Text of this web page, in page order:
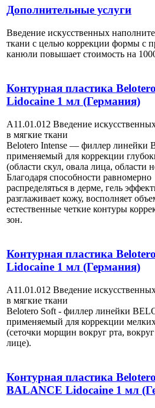
Дополнительные услуги
Введение искусственных
ткани с целью коррекции формы с
канюли повышает стоимость на
Контурная пластика
Lidocaine 1 мл (Германия)
А11.01.012 Введение
в мягкие ткани
Belotero Intense — филлер линейки
применяемый для коррекции
(области скул, овала лица, области
Благодаря способности равномерно
распределяться в дерме, гель
разглаживает кожу, восполняет
естественные четкие контуры
зон.
Контурная пластика
Lidocaine 1 мл (Германия)
А11.01.012 Введение
в мягкие ткани
Belotero Soft - филлер линейки
применяемый для коррекции
(сеточки морщин вокруг рта, вокруг
лице).
Контурная пластика Belotero
BALANCE Lidocaine 1 мл